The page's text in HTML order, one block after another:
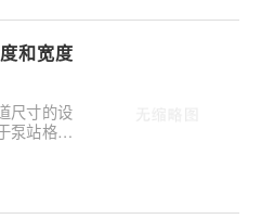
和宽度
尺寸的设
泵站格栅
，是前